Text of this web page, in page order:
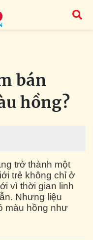
bán
hồng?
trở thành một
trẻ không chỉ ở
vì thời gian linh
Nhưng liệu
màu hồng như